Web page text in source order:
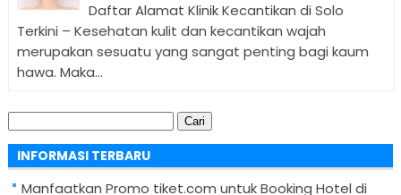
Daftar Alamat Klinik Kecantikan di Solo
Terkini – Kesehatan kulit dan kecantikan wajah
merupakan sesuatu yang sangat penting bagi kaum
hawa. Maka...
Cari
untuk:
INFORMASI TERBARU
Manfaatkan Promo tiket.com untuk Booking Hotel di